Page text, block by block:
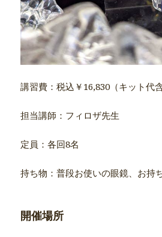
講習費：税込￥16,830（キット代含
担当講師：フィロザ先生
定員：各回8名
持ち物：普段お使いの眼鏡、お持
開催場所